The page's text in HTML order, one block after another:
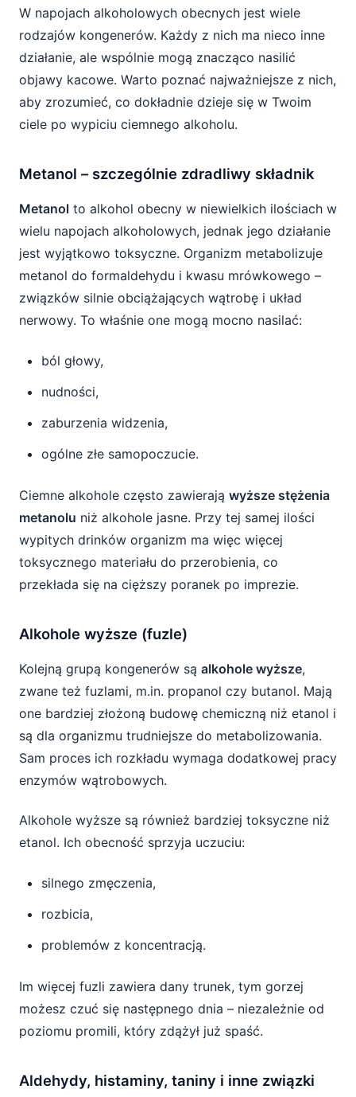
W napojach alkoholowych obecnych jest wiele
rodzajów kongenerów. Każdy z nich ma nieco inne
działanie, ale wspólnie mogą znacząco nasilić
objawy kacowe. Warto poznać najważniejsze z nich,
aby zrozumieć, co dokładnie dzieje się w Twoim
ciele po wypiciu ciemnego alkoholu.
Metanol – szczególnie zdradliwy składnik
Metanol to alkohol obecny w niewielkich ilościach w
wielu napojach alkoholowych, jednak jego działanie
jest wyjątkowo toksyczne. Organizm metabolizuje
metanol do formaldehydu i kwasu mrówkowego –
związków silnie obciążających wątrobę i układ
nerwowy. To właśnie one mogą mocno nasilać:
ból głowy,
nudności,
zaburzenia widzenia,
ogólne złe samopoczucie.
Ciemne alkohole często zawierają wyższe stężenia
metanolu niż alkohole jasne. Przy tej samej ilości
wypitych drinków organizm ma więc więcej
toksycznego materiału do przerobienia, co
przekłada się na cięższy poranek po imprezie.
Alkohole wyższe (fuzle)
Kolejną grupą kongenerów są alkohole wyższe,
zwane też fuzlami, m.in. propanol czy butanol. Mają
one bardziej złożoną budowę chemiczną niż etanol i
są dla organizmu trudniejsze do metabolizowania.
Sam proces ich rozkładu wymaga dodatkowej pracy
enzymów wątrobowych.
Alkohole wyższe są również bardziej toksyczne niż
etanol. Ich obecność sprzyja uczuciu:
silnego zmęczenia,
rozbicia,
problemów z koncentracją.
Im więcej fuzli zawiera dany trunek, tym gorzej
możesz czuć się następnego dnia – niezależnie od
poziomu promili, który zdążył już spaść.
Aldehydy, histaminy, taniny i inne związki